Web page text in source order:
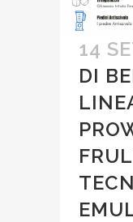
14
DI